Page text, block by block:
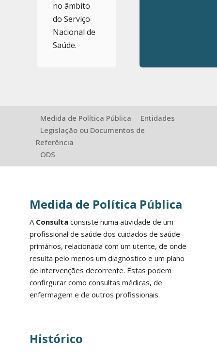
no âmbito
do Serviço
Nacional de
Saúde.
Medida de Política Pública
Entidades
Legislação ou Documentos de
Referência
ODS
Medida de Política Pública
A Consulta consiste numa atividade de um
profissional de saúde dos cuidados de saúde
primários, relacionada com um utente, de onde
resulta pelo menos um diagnóstico e um plano
de intervenções decorrente. Estas podem
confirgurar como consultas médicas, de
enfermagem e de outros profissionais.
Histórico